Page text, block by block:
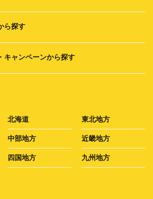
ら探す
キャンペーンから探す
北海道 東北地方
中部地方 近畿地方
四国地方 九州地方